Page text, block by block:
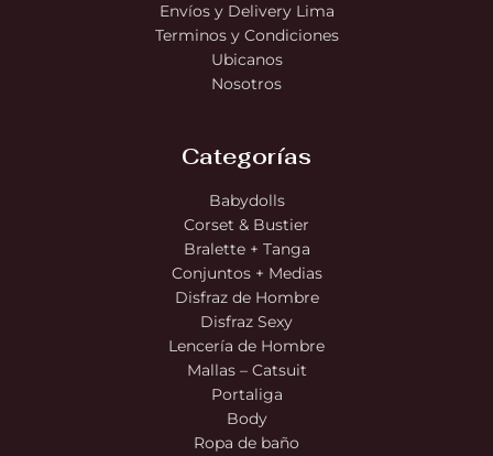
Envíos y Delivery Lima
Terminos y Condiciones
Ubicanos
Nosotros
Categorías
Babydolls
Corset & Bustier
Bralette + Tanga
Conjuntos + Medias
Disfraz de Hombre
Disfraz Sexy
Lencería de Hombre
Mallas – Catsuit
Portaliga
Body
Ropa de baño